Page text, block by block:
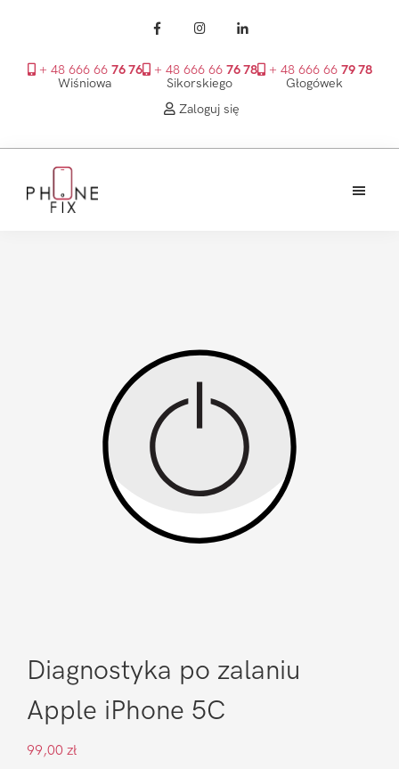
+ 48 666 66 76 76
Wiśniowa
+ 48 666 66 76 78
Sikorskiego
+ 48 666 66 79 78
Głogówek
Zaloguj się
głównego
Diagnostyka po zalaniu
Apple iPhone 5C
99,00 zł